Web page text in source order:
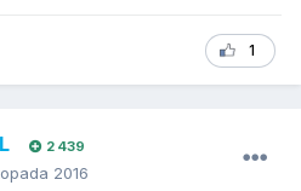
1
2 439
2016